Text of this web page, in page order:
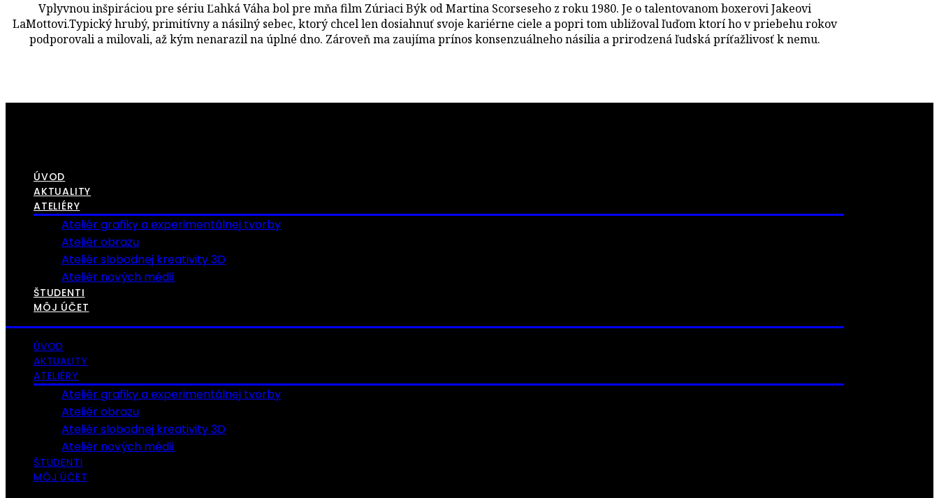
Vplyvnou inšpiráciou pre sériu Ľahká Váha bol pre mňa film Zúriaci Býk od Martina Scorseseho z roku 1980. Je o talentovanom boxerovi Jakeovi
LaMottovi.Typický hrubý, primitívny a násilný sebec, ktorý chcel len dosiahnuť svoje kariérne ciele a popri tom ubližoval ľuďom ktorí ho v priebehu rokov
podporovali a milovali, až kým nenarazil na úplné dno. Zároveň ma zaujíma prínos konsenzuálneho násilia a prirodzená ľudská príťažlivosť k nemu.
ÚVOD
AKTUALITY
ATELIÉRY
Ateliér grafiky a experimentálnej tvorby
Ateliér obrazu
Ateliér slobodnej kreativity 3D
Ateliér nových médií
ŠTUDENTI
MÔJ ÚČET
ÚVOD
AKTUALITY
ATELIÉRY
Ateliér grafiky a experimentálnej tvorby
Ateliér obrazu
Ateliér slobodnej kreativity 3D
Ateliér nových médií
ŠTUDENTI
MÔJ ÚČET